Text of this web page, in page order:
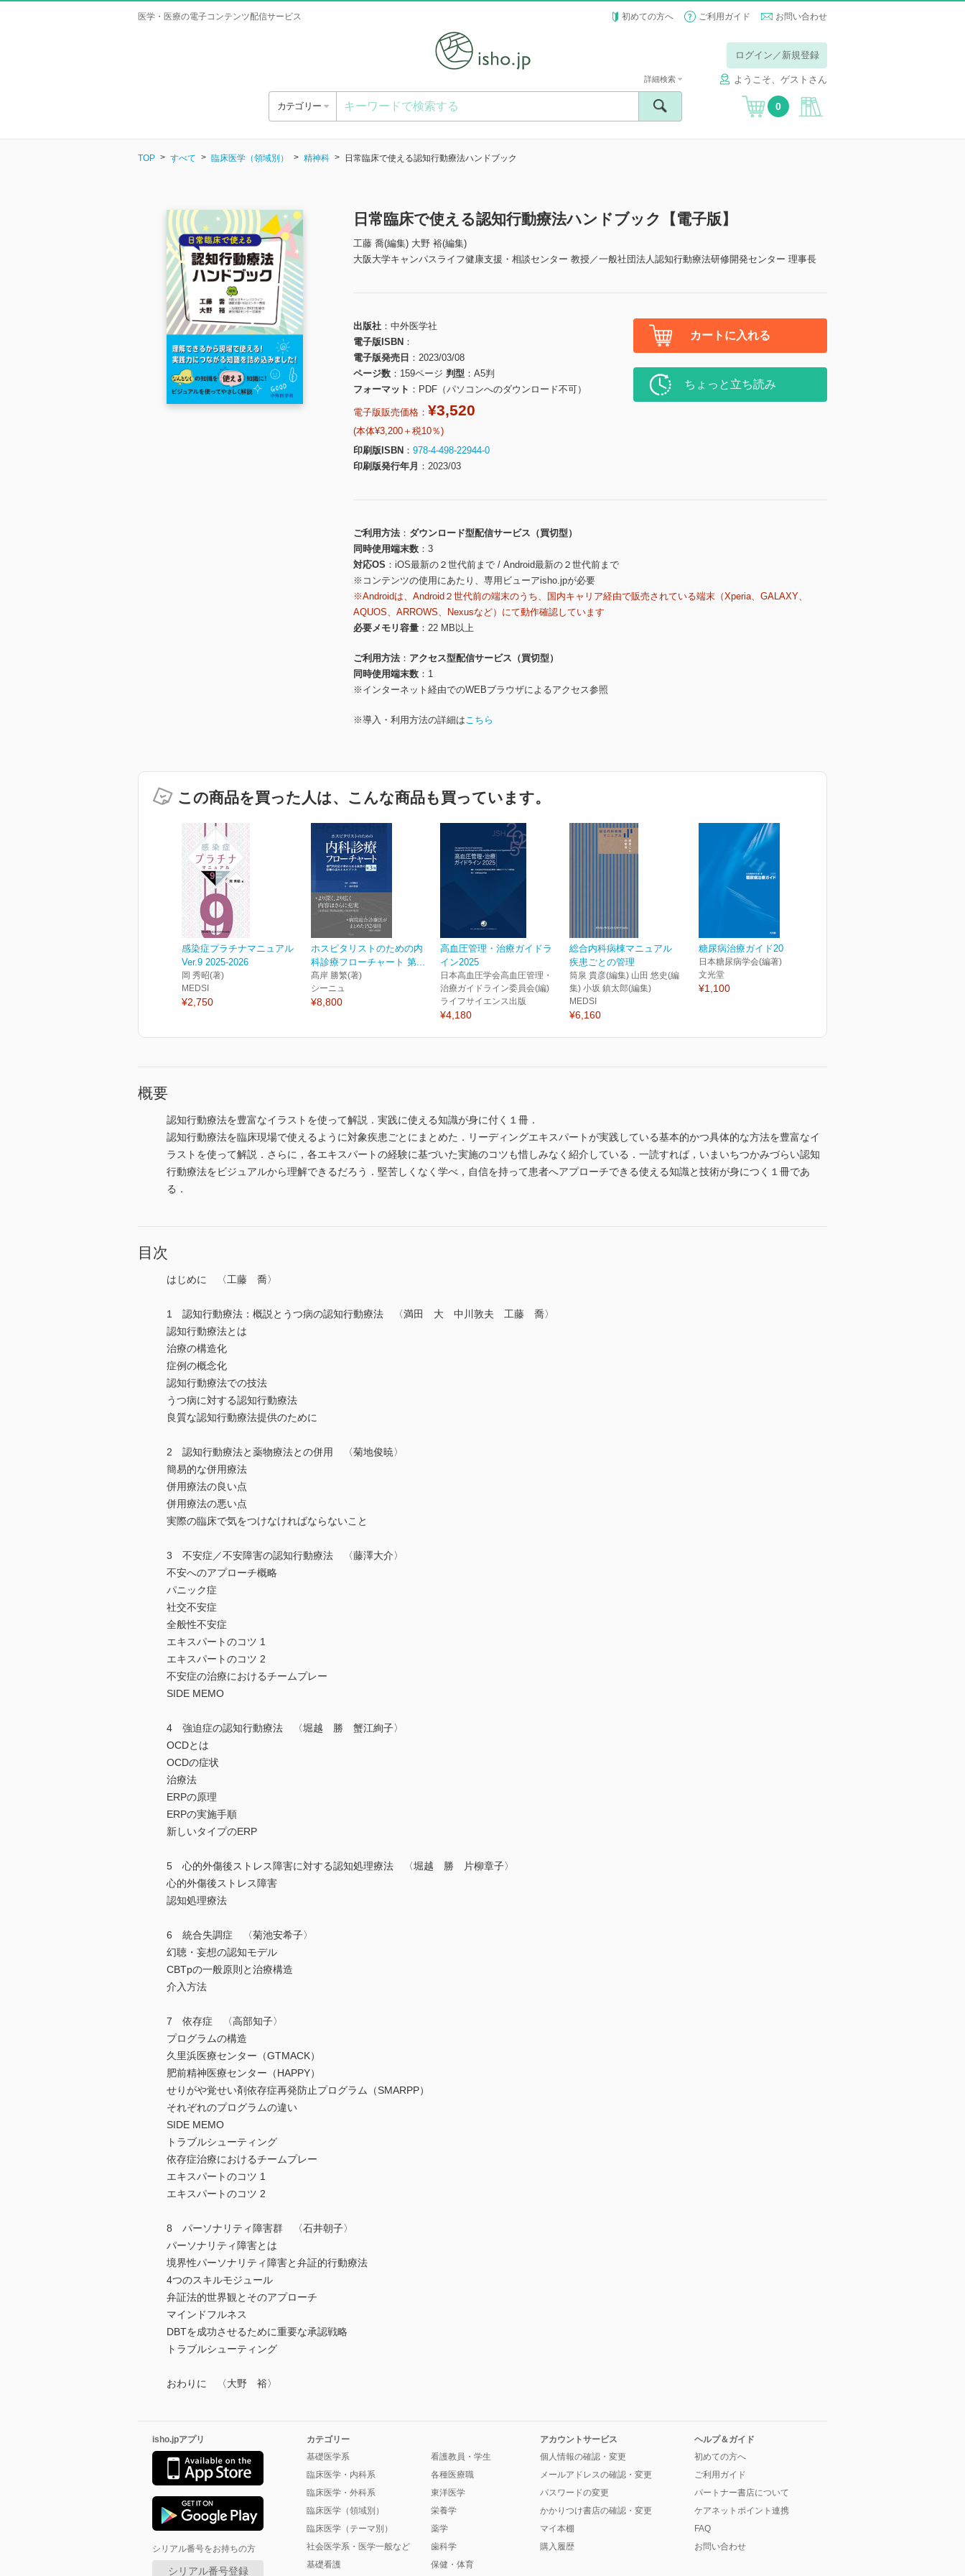
医学・医療の電子コンテンツ配信サービス 初めての方へ ご利用ガイド お問い合わせ
ログイン／新規登録
ようこそ、ゲストさん
カテゴリー
詳細検索
0
TOP すべて 臨床医学（領域別） 精神科 日常臨床で使える認知行動療法ハンドブック
日常臨床で使える認知行動療法ハンドブック【電子版】
工藤 喬(編集) 大野 裕(編集)
大阪大学キャンパスライフ健康支援・相談センター 教授／一般社団法人認知行動療法研修開発センター 理事長
出版社
中外医学社
電子版ISBN
電子版発売日
2023/03/08
ページ数
159ページ 判型
A5判
フォーマット
PDF（パソコンへのダウンロード不可）
電子版販売価格： ¥3,520
(本体¥3,200＋税10％)
印刷版ISBN
978-4-498-22944-0
印刷版発行年月
2023/03
カートに入れる
ちょっと立ち読み
ご利用方法
ダウンロード型配信サービス（買切型）
同時使用端末数
3
対応OS
iOS最新の２世代前まで / Android最新の２世代前まで
※コンテンツの使用にあたり、専用ビューアisho.jpが必要
※Androidは、Android２世代前の端末のうち、国内キャリア経由で販売されている端末（Xperia、GALAXY、
AQUOS、ARROWS、Nexusなど）にて動作確認しています
必要メモリ容量
22 MB以上
ご利用方法
アクセス型配信サービス（買切型）
同時使用端末数
1
※インターネット経由でのWEBブラウザによるアクセス参照
※導入・利用方法の詳細はこちら
この商品を買った人は、こんな商品も買っています。
感染症プラチナマニュアル
Ver.9 2025-2026
岡 秀昭(著)
MEDSI
¥2,750
ホスピタリストのための内
科診療フローチャート 第...
髙岸 勝繁(著)
シーニュ
¥8,800
高血圧管理・治療ガイドラ
イン2025
日本高血圧学会高血圧管理・
治療ガイドライン委員会(編)
ライフサイエンス出版
¥4,180
総合内科病棟マニュアル
疾患ごとの管理
筒泉 貴彦(編集) 山田 悠史(編
集) 小坂 鎮太郎(編集)
MEDSI
¥6,160
糖尿病治療ガイド2024
日本糖尿病学会(編著)
文光堂
¥1,100
概要
認知行動療法を豊富なイラストを使って解説．実践に使える知識が身に付く１冊．
認知行動療法を臨床現場で使えるように対象疾患ごとにまとめた．リーディングエキスパートが実践している基本的かつ具体的な方法を豊富なイ
ラストを使って解説．さらに，各エキスパートの経験に基づいた実施のコツも惜しみなく紹介している．一読すれば，いまいちつかみづらい認知
行動療法をビジュアルから理解できるだろう．堅苦しくなく学べ，自信を持って患者へアプローチできる使える知識と技術が身につく１冊であ
る．
目次
はじめに 〈工藤 喬〉
1 認知行動療法：概説とうつ病の認知行動療法 〈満田 大 中川敦夫 工藤 喬〉
認知行動療法とは
治療の構造化
症例の概念化
認知行動療法での技法
うつ病に対する認知行動療法
良質な認知行動療法提供のために
2 認知行動療法と薬物療法との併用 〈菊地俊暁〉
簡易的な併用療法
併用療法の良い点
併用療法の悪い点
実際の臨床で気をつけなければならないこと
3 不安症／不安障害の認知行動療法 〈藤澤大介〉
不安へのアプローチ概略
パニック症
社交不安症
全般性不安症
エキスパートのコツ 1
エキスパートのコツ 2
不安症の治療におけるチームプレー
SIDE MEMO
4 強迫症の認知行動療法 〈堀越 勝 蟹江絢子〉
OCDとは
OCDの症状
治療法
ERPの原理
ERPの実施手順
新しいタイプのERP
5 心的外傷後ストレス障害に対する認知処理療法 〈堀越 勝 片柳章子〉
心的外傷後ストレス障害
認知処理療法
6 統合失調症 〈菊池安希子〉
幻聴・妄想の認知モデル
CBTpの一般原則と治療構造
介入方法
7 依存症 〈高部知子〉
プログラムの構造
久里浜医療センター（GTMACK）
肥前精神医療センター（HAPPY）
せりがや覚せい剤依存症再発防止プログラム（SMARPP）
それぞれのプログラムの違い
SIDE MEMO
トラブルシューティング
依存症治療におけるチームプレー
エキスパートのコツ 1
エキスパートのコツ 2
8 パーソナリティ障害群 〈石井朝子〉
パーソナリティ障害とは
境界性パーソナリティ障害と弁証的行動療法
4つのスキルモジュール
弁証法的世界観とそのアプローチ
マインドフルネス
DBTを成功させるために重要な承認戦略
トラブルシューティング
おわりに 〈大野 裕〉
isho.jpアプリ
シリアル番号をお持ちの方
シリアル番号登録
カテゴリー
基礎医学系
臨床医学・内科系
臨床医学・外科系
臨床医学（領域別）
臨床医学（テーマ別）
社会医学系・医学一般など
基礎看護
看護教員・学生
各種医療職
東洋医学
栄養学
薬学
歯科学
保健・体育
アカウントサービス
個人情報の確認・変更
メールアドレスの確認・変更
パスワードの変更
かかりつけ書店の確認・変更
マイ本棚
購入履歴
ヘルプ＆ガイド
初めての方へ
ご利用ガイド
パートナー書店について
ケアネットポイント連携
FAQ
お問い合わせ